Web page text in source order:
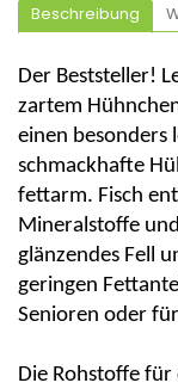
Beschreibung
Der Beststeller!
zartem
einen besonders
schmackhafte
fettarm. Fisch
Mineralstoffe
glänzendes Fell
geringen
Senioren oder
Die Rohstoffe